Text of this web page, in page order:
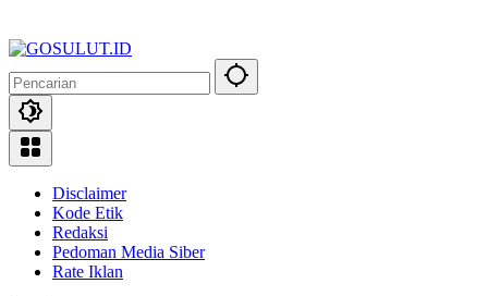
Disclaimer
Kode Etik
Redaksi
Pedoman Media Siber
Rate Iklan